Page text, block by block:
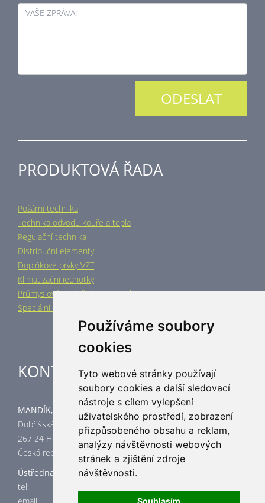
Používáme soubory
cookies
Tyto webové stránky používají
soubory cookies a další sledovací
nástroje s cílem vylepšení
uživatelského prostředí, zobrazení
přizpůsobeného obsahu a reklam,
analýzy návštěvnosti webových
stránek a zjištění zdroje
návštěvnosti.
Souhlasím
VAŠE ZPRÁVA:
PRODUKTOVÁ ŘADA
Požární technika
Technika odvodu kouře a tepla
Regulační technika
Distribuční elementy
Doplňkové prvky VZT
Klimatizační jednotky
Průmyslové vytápění a chlazení
Speciální aplikace
KONTAKT
MANDÍK, a.s.
Dobříšská 550
267 24 Hostomice
Česká republika
Ústředna
tel: +420 311 706 706